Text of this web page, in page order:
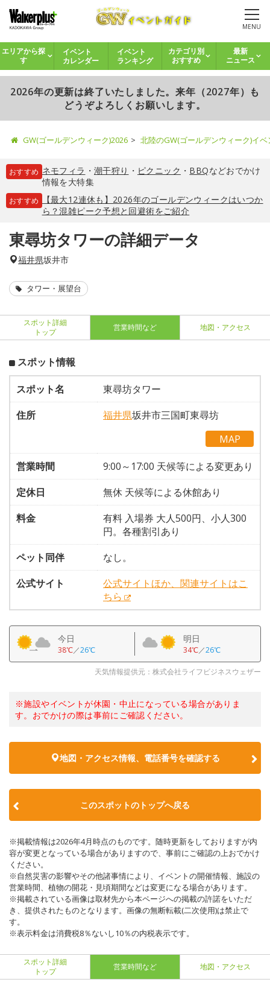
MENU
エリアから探
す
イベント
カレンダー
イベント
ランキング
カテゴリ別
おすすめ
最新
ニュース
2026年の更新は終了いたしました。来年（2027年）も
どうぞよろしくお願いします。
GW(ゴールデンウィーク)2026 北陸のGW(ゴールデンウィーク)イ
おすすめ ネモフィラ ・ 潮干狩り ・ ピクニック ・ BBQなどおでかけ
情報を大特集
おすすめ
【最大12連休も】2026年のゴールデンウィークはいつか
ら？混雑ピーク予想と回避術をご紹介
東尋坊タワーの詳細データ
福井県坂井市
タワー・展望台
スポット詳細
トップ
営業時間など 地図・アクセス
スポット情報
スポット名
東尋坊タワー
住所
福井県坂井市三国町東尋坊
MAP
営業時間
9:00～17:00 天候等による変更あり
定休日
無休 天候等による休館あり
料金
有料 入場券 大人500円、小人300
円。各種割引あり
ペット同伴
なし。
公式サイト
公式サイトほか、関連サイトはこ
ちら
今日
38℃／26℃
明日
34℃／26℃
天気情報提供元：株式会社ライフビジネスウェザー
※施設やイベントが休園・中止になっている場合がありま
す。おでかけの際は事前にご確認ください。
地図・アクセス情報、電話番号を確認する
このスポットのトップへ戻る
※掲載情報は2026年4月時点のものです。随時更新をしておりますが内
容が変更となっている場合がありますので、事前にご確認の上おでかけ
ください。
※自然災害の影響やその他諸事情により、イベントの開催情報、施設の
営業時間、植物の開花・見頃期間などは変更になる場合があります。
※掲載されている画像は取材先から本ページへの掲載の許諾をいただ
き、提供されたものとなります。画像の無断転載(二次使用)は禁止で
す。
※表示料金は消費税8％ないし10％の内税表示です。
スポット詳細
トップ
営業時間など 地図・アクセス